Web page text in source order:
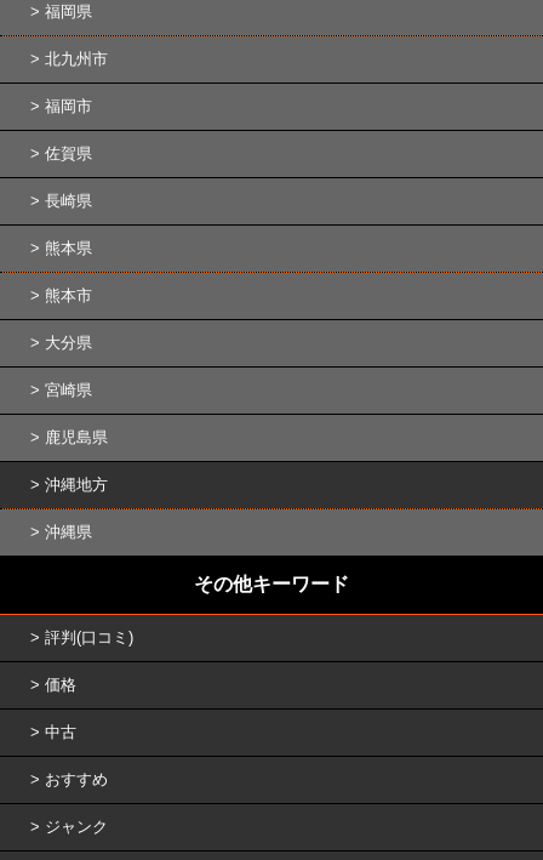
福岡県
北九州市
福岡市
佐賀県
長崎県
熊本県
熊本市
大分県
宮崎県
鹿児島県
沖縄地方
沖縄県
その他キーワード
評判(口コミ)
価格
中古
おすすめ
ジャンク